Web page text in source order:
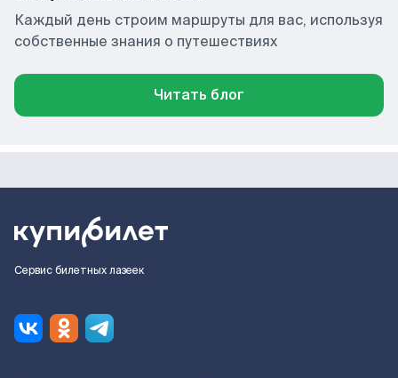
Каждый день строим маршруты для вас, используя
собственные знания о путешествиях
Читать блог
Сервис билетных лазеек